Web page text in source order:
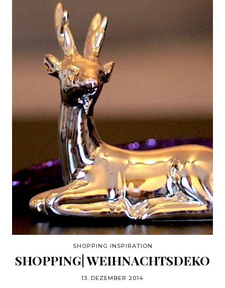
SHOPPING INSPIRATION
SHOPPING| WEIHNACHTSDEKO
13. DEZEMBER 2014